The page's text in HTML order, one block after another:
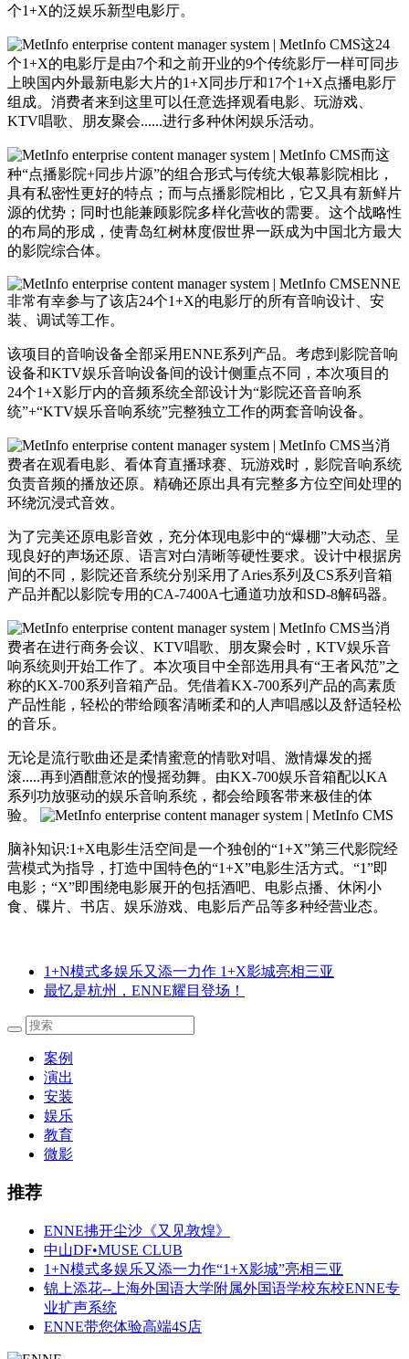
个1+X的泛娱乐新型电影厅。
这24
个1+X的电影厅是由7个和之前开业的9个传统影厅一样可同步
上映国内外最新电影大片的1+X同步厅和17个1+X点播电影厅
组成。消费者来到这里可以任意选择观看电影、玩游戏、
KTV唱歌、朋友聚会......进行多种休闲娱乐活动。
而这
种“点播影院+同步片源”的组合形式与传统大银幕影院相比，
具有私密性更好的特点；而与点播影院相比，它又具有新鲜片
源的优势；同时也能兼顾影院多样化营收的需要。这个战略性
的布局的形成，使青岛红树林度假世界一跃成为中国北方最大
的影院综合体。
ENNE
非常有幸参与了该店24个1+X的电影厅的所有音响设计、安
装、调试等工作。
该项目的音响设备全部采用ENNE系列产品。考虑到影院音响
设备和KTV娱乐音响设备间的设计侧重点不同，本次项目的
24个1+X影厅内的音频系统全部设计为“影院还音音响系
统”+“KTV娱乐音响系统”完整独立工作的两套音响设备。
当消
费者在观看电影、看体育直播球赛、玩游戏时，影院音响系统
负责音频的播放还原。精确还原出具有完整多方位空间处理的
环绕沉浸式音效。
为了完美还原电影音效，充分体现电影中的“爆棚”大动态、呈
现良好的声场还原、语言对白清晰等硬性要求。设计中根据房
间的不同，影院还音系统分别采用了Aries系列及CS系列音箱
产品并配以影院专用的CA-7400A七通道功放和SD-8解码器。
当消
费者在进行商务会议、KTV唱歌、朋友聚会时，KTV娱乐音
响系统则开始工作了。本次项目中全部选用具有“王者风范”之
称的KX-700系列音箱产品。凭借着KX-700系列产品的高素质
产品性能，轻松的带给顾客清晰柔和的人声唱感以及舒适轻松
的音乐。
无论是流行歌曲还是柔情蜜意的情歌对唱、激情爆发的摇
滚.....再到酒酣意浓的慢摇劲舞。由KX-700娱乐音箱配以KA
系列功放驱动的娱乐音响系统，都会给顾客带来极佳的体
验。
脑补知识:1+X电影生活空间是一个独创的“1+X”第三代影院经
营模式为指导，打造中国特色的“1+X”电影生活方式。“1”即
电影；“X”即围绕电影展开的包括酒吧、电影点播、休闲小
食、碟片、书店、娱乐游戏、电影后产品等多种经营业态。
1+N模式多娱乐又添一力作 1+X影城亮相三亚
最忆是杭州，ENNE耀目登场！
案例
演出
安装
娱乐
教育
微影
推荐
ENNE拂开尘沙《又见敦煌》
中山DF•MUSE CLUB
1+N模式多娱乐又添一力作“1+X影城”亮相三亚
锦上添花--上海外国语大学附属外国语学校东校ENNE专
业扩声系统
ENNE带您体验高端4S店